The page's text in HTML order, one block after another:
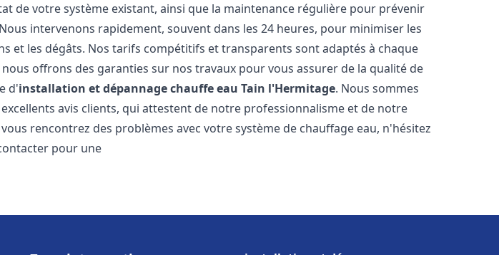
de votre système existant, ainsi que la maintenance régulière pour prévenir
intervenons rapidement, souvent dans les 24 heures, pour minimiser les
et les dégâts. Nos tarifs compétitifs et transparents sont adaptés à chaque
offrons des garanties sur nos travaux pour vous assurer de la qualité de
d'installation et dépannage chauffe eau Tain l'Hermitage. Nous sommes
avis clients, qui attestent de notre professionnalisme et de notre
rencontrez des problèmes avec votre système de chauffage eau, n'hésitez
pour une